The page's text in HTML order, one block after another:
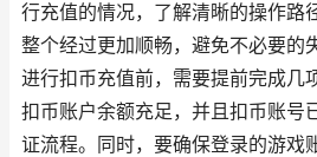
行充值的情况，了解清晰的操作路
整个经过更加顺畅，避免不必要的
进行扣币充值前，需要提前完成几
扣币账户余额充足，并且扣币账号
证流程。同时，要确保登录的游戏